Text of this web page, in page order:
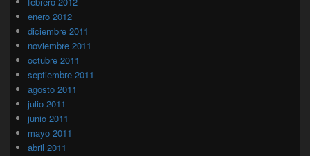
enero 2012
diciembre 2011
noviembre 2011
octubre 2011
septiembre 2011
agosto 2011
julio 2011
junio 2011
mayo 2011
abril 2011